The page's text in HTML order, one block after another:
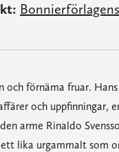
och förnäma fruar.
och uppfinningar,
arme Rinaldo
lika urgammalt som